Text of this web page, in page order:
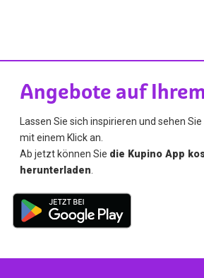
Angebote auf
Lassen Sie sich inspirieren und sehen
mit einem Klick an.
Ab jetzt können Sie die Kupino App
herunterladen